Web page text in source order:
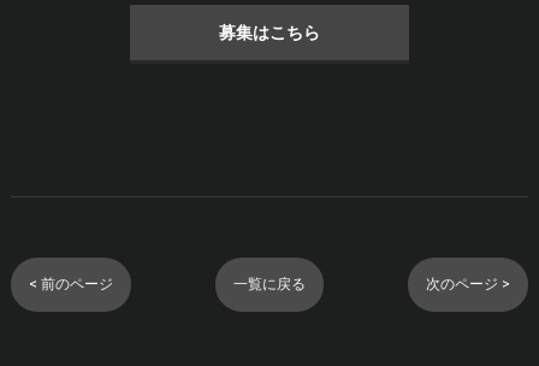
募集はこちら
< 前のページ 一覧に戻る 次のページ >